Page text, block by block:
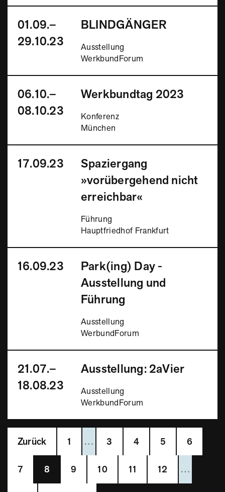
01.09.–
29.10.23
BLINDGÄNGER
Ausstellung
WerkbundForum
06.10.–
08.10.23
Werkbundtag 2023
Konferenz
München
17.09.23
Spaziergang
»vorübergehend nicht
erreichbar«
Führung
Hauptfriedhof Frankfurt
16.09.23
Park(ing) Day -
Ausstellung und
Führung
Ausstellung
WerbundForum
21.07.–
18.08.23
Ausstellung: 2aVier
Ausstellung
WerkbundForum
Zurück 1 … 3 4 5 6
7 8 9 10 11 12 …